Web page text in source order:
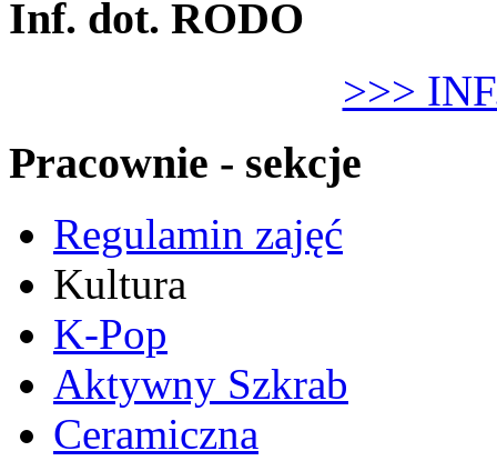
Inf. dot. RODO
>>>
Pracownie - sekcje
Regulamin zajęć
Kultura
K-Pop
Aktywny Szkrab
Ceramiczna